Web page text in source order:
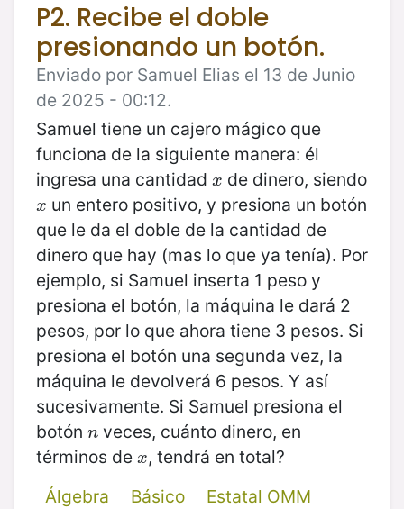
P2. Recibe el doble
presionando un botón.
Enviado por Samuel Elias el 13 de Junio
de 2025 - 00:12.
Samuel tiene un cajero mágico que
funciona de la siguiente manera: él
ingresa una cantidad x
x de dinero, siendo
x
x un entero positivo, y presiona un botón
que le da el doble de la cantidad de
dinero que hay (mas lo que ya tenía). Por
ejemplo, si Samuel inserta 1 peso y
presiona el botón, la máquina le dará 2
pesos, por lo que ahora tiene 3 pesos. Si
presiona el botón una segunda vez, la
máquina le devolverá 6 pesos. Y así
sucesivamente. Si Samuel presiona el
botón n
n veces, cuánto dinero, en
términos de x
x, tendrá en total?
Álgebra
Básico
Estatal OMM